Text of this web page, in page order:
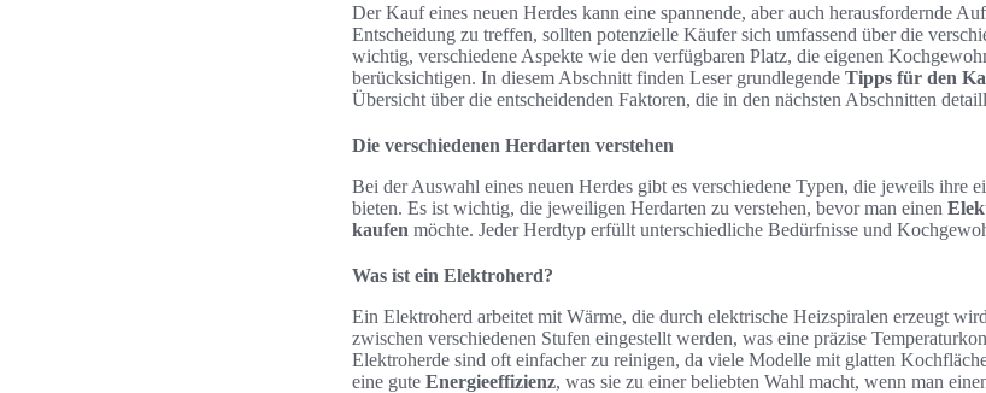
Der Kauf eines neuen Herdes kann eine spannende, aber auch herausfordernde
Entscheidung zu treffen, sollten potenzielle Käufer sich umfassend über die
wichtig, verschiedene Aspekte wie den verfügbaren Platz, die eigenen
berücksichtigen. In diesem Abschnitt finden Leser grundlegende Tipps für den
Übersicht über die entscheidenden Faktoren, die in den nächsten Abschnitten
Die verschiedenen Herdarten verstehen
Bei der Auswahl eines neuen Herdes gibt es verschiedene Typen, die jeweils ihre
bieten. Es ist wichtig, die jeweiligen Herdarten zu verstehen, bevor man einen
kaufen möchte. Jeder Herdtyp erfüllt unterschiedliche Bedürfnisse und
Was ist ein Elektroherd?
Ein Elektroherd arbeitet mit Wärme, die durch elektrische Heizspiralen erzeugt
zwischen verschiedenen Stufen eingestellt werden, was eine präzise
Elektroherde sind oft einfacher zu reinigen, da viele Modelle mit glatten
eine gute Energieeffizienz, was sie zu einer beliebten Wahl macht, wenn man